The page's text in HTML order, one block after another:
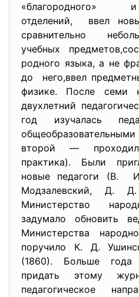
«благородного» и
отделений, ввел
сравнительно
учебных
родного языка, а не
до него,ввел
физике. После семи
двухлетний
год изучалась
второй —
практика). Были
новые педагоги (В.
Модзалевский, Д.
Министерство
задумало обновить
Министерства
поручило К. Д.
(1860). Больше года
придать этому
педагогическое